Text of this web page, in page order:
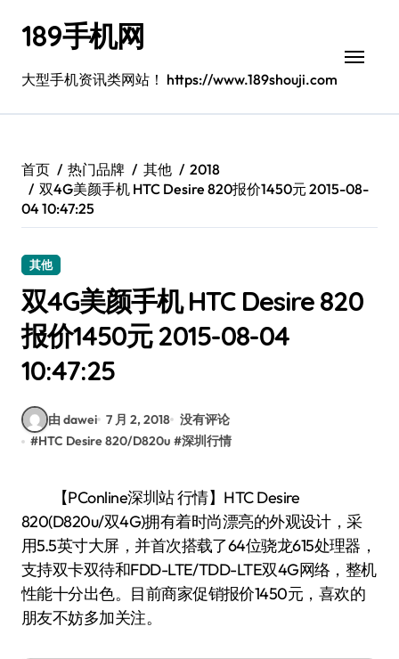
189手机网
大型手机资讯类网站！ https://www.189shouji.com
首页 热门品牌 其他
2018
双4G美颜手机 HTC Desire 820报价1450元 2015-08-
04 10:47:25
其他
双4G美颜手机 HTC Desire 820
报价1450元 2015-08-04
10:47:25
由 dawei 7 月 2, 2018 没有评论
#HTC Desire 820/D820u #深圳行情
【PConline深圳站 行情】HTC Desire
820(D820u/双4G)拥有着时尚漂亮的外观设计，采
用5.5英寸大屏，并首次搭载了64位骁龙615处理器，
支持双卡双待和FDD-LTE/TDD-LTE双4G网络，整机
性能十分出色。目前商家促销报价1450元，喜欢的
朋友不妨多加关注。